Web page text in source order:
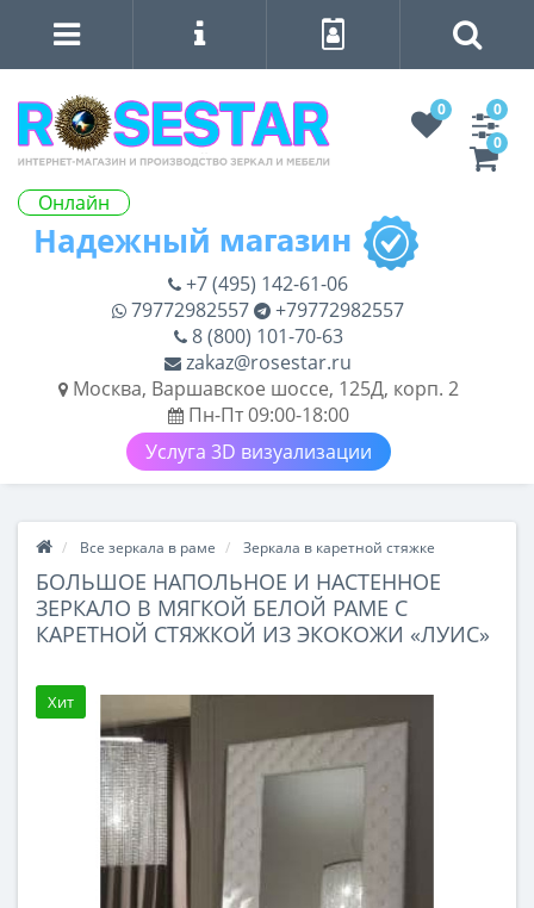
Онлайн
0
0
0
+7 (495) 142-61-06
79772982557
+79772982557
8 (800) 101-70-63
zakaz@rosestar.ru
Москва, Варшавское шоссе, 125Д, корп. 2
Пн-Пт 09:00-18:00
Услуга 3D визуализации
Все зеркала в раме Зеркала в каретной стяжке
БОЛЬШОЕ НАПОЛЬНОЕ И НАСТЕННОЕ
ЗЕРКАЛО В МЯГКОЙ БЕЛОЙ РАМЕ С
КАРЕТНОЙ СТЯЖКОЙ ИЗ ЭКОКОЖИ «ЛУИС»
Хит